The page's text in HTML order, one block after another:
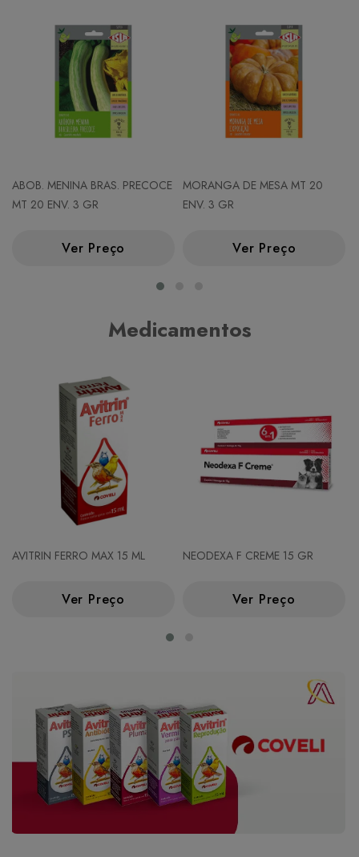
ABOB. MENINA BRAS. PRECOCE
MT 20 ENV. 3 GR
Ver Preço
MORANGA DE MESA MT 20
ENV. 3 GR
Ver Preço
Medicamentos
AVITRIN FERRO MAX 15 ML
Ver Preço
NEODEXA F CREME 15 GR
Ver Preço